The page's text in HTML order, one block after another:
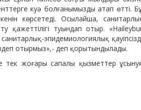
куә болғанымызды атап өтті.
көрсетеді. Осылайша,
қажеттілігі туындап отыр.
эпидемиологиялық
отырмыз»,- деп қорытындылады.
тек жоғары сапалы қызметтер